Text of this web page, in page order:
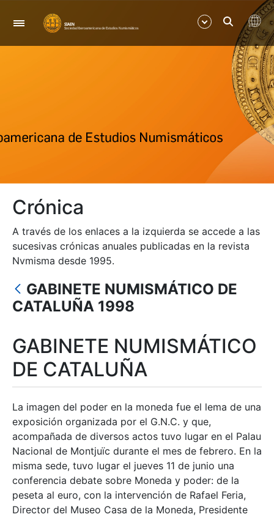
Navegación
Mostrar/Ocultar
Mostrar/Ocultar
Crónica
A través de los enlaces a la izquierda se accede a las
sucesivas crónicas anuales publicadas en la revista
Nvmisma desde 1995.
GABINETE NUMISMÁTICO DE
CATALUÑA 1998
GABINETE NUMISMÁTICO
DE CATALUÑA
La imagen del poder en la moneda fue el lema de una
exposición organizada por el G.N.C. y que,
acompañada de diversos actos tuvo lugar en el Palau
Nacional de Montjuïc durante el mes de febrero. En la
misma sede, tuvo lugar el jueves 11 de junio una
conferencia debate sobre Moneda y poder: de la
peseta al euro, con la intervención de Rafael Feria,
Director del Museo Casa de la Moneda, Presidente